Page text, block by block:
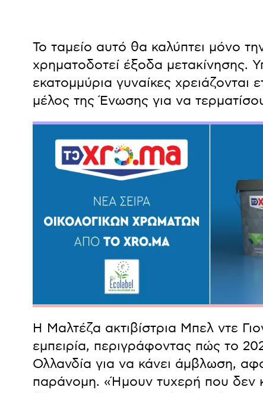
Το ταμείο αυτό θα καλύπτει μόνο
χρηματοδοτεί έξοδα μετακίνησης.
εκατομμύρια γυναίκες
μέλος της Ένωσης για να
Η Μαλτέζα ακτιβίστρια Μπελ ντε
εμπειρία, περιγράφοντας πώς το
Ολλανδία για να κάνει άμβλωση,
παράνομη. «Ήμουν τυχερή που δεν